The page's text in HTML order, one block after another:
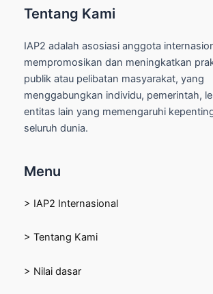
Tentang Kami
IAP2 adalah asosiasi anggota
mempromosikan dan meningkatkan
publik atau pelibatan masyarakat, yang
menggabungkan individu, pemerintah,
entitas lain yang memengaruhi
seluruh dunia.
Menu
> IAP2 Internasional
> Tentang Kami
> Nilai dasar